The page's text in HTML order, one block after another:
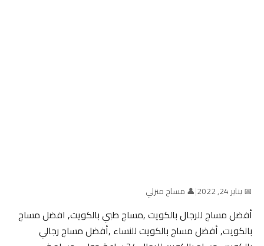
📅 يناير 24, 2022 |👤 مساج منزلي
أفضل مساج للرجال بالكويت ,مساج طبي بالكويت, افضل مساج
بالكويت, أفضل مساج بالكويت للنساء ,أفضل مساج رجالي